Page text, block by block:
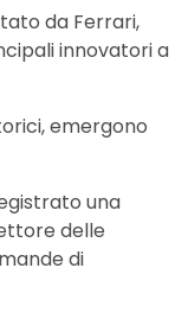
da Ferrari,
innovatori a
emergono
una
delle
di